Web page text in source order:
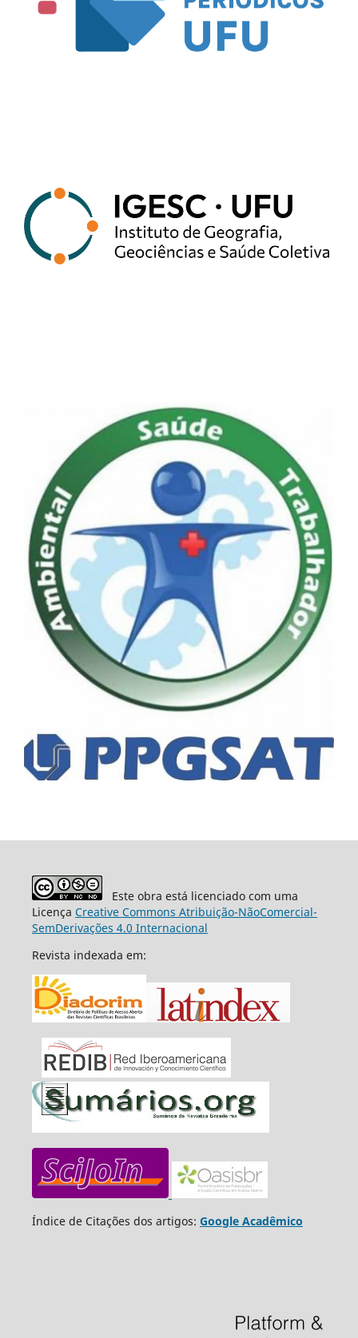
Este obra está licenciado com uma
Licença Creative Commons Atribuição-NãoComercial-
SemDerivações 4.0 Internacional
Revista indexada em:
Índice de Citações dos artigos: Google Acadêmico